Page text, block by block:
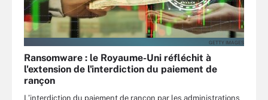
GETTY IMAGES
Ransomware : le Royaume-Uni réfléchit à
l'extension de l'interdiction du paiement de
rançon
L’interdiction du paiement de rançon par les administrations